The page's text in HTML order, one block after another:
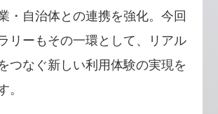
・自治体との連携を強化。今回
リーもその一環として、リアル
つなぐ新しい利用体験の実現を
。